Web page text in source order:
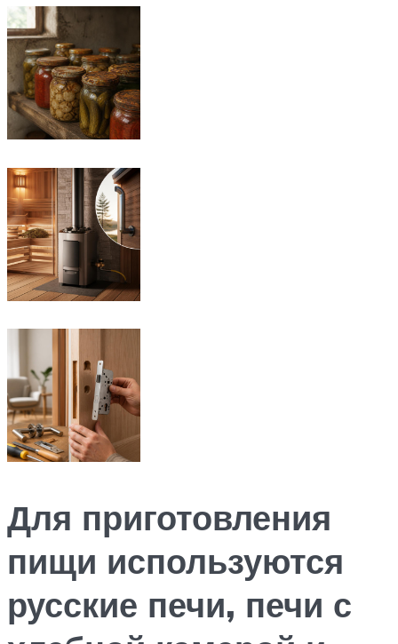
Для приготовления
пищи используются
русские печи, печи с